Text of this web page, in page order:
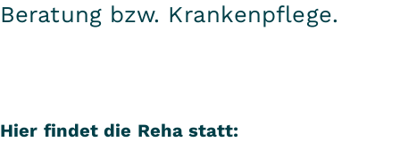
Beratung bzw. Krankenpflege.
Hier findet die Reha statt: